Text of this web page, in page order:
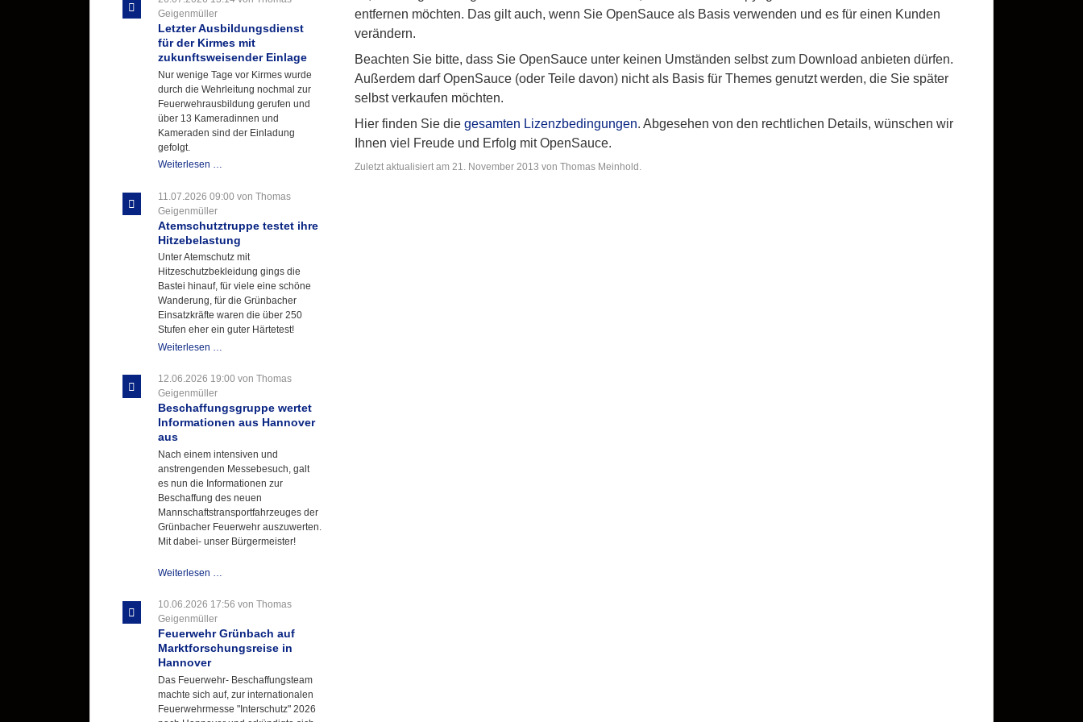
entfernen möchten. Das gilt auch, wenn Sie OpenSauce als Basis verwenden und es für einen Kunden
verändern.
Beachten Sie bitte, dass Sie OpenSauce unter keinen Umständen selbst zum Download anbieten dürfen.
Außerdem darf OpenSauce (oder Teile davon) nicht als Basis für Themes genutzt werden, die Sie später
selbst verkaufen möchten.
Hier finden Sie die gesamten Lizenzbedingungen. Abgesehen von den rechtlichen Details, wünschen wir
Ihnen viel Freude und Erfolg mit OpenSauce.
Zuletzt aktualisiert am 21. November 2013 von Thomas Meinhold.
Geigenmüller
Letzter Ausbildungsdienst
für der Kirmes mit
zukunftsweisender Einlage
Nur wenige Tage vor Kirmes wurde
durch die Wehrleitung nochmal zur
Feuerwehrausbildung gerufen und
über 13 Kameradinnen und
Kameraden sind der Einladung
gefolgt.
Weiterlesen …
für
Kirmes
mit
zukunftsweisender
Einlage
11.07.2026 09:00 von Thomas
Geigenmüller
Atemschutztruppe testet ihre
Hitzebelastung
Unter Atemschutz mit
Hitzeschutzbekleidung gings die
Bastei hinauf, für viele eine schöne
Wanderung, für die Grünbacher
Einsatzkräfte waren die über 250
Stufen eher ein guter Härtetest!
Weiterlesen …
ihre
12.06.2026 19:00 von Thomas
Geigenmüller
Beschaffungsgruppe wertet
Informationen aus Hannover
aus
Nach einem intensiven und
anstrengenden Messebesuch, galt
es nun die Informationen zur
Beschaffung des neuen
Mannschaftstransportfahrzeuges der
Grünbacher Feuerwehr auszuwerten.
Mit dabei- unser Bürgermeister!
Weiterlesen …
Informationen
Hannover
aus
10.06.2026 17:56 von Thomas
Geigenmüller
Feuerwehr Grünbach auf
Marktforschungsreise in
Hannover
Das Feuerwehr- Beschaffungsteam
machte sich auf, zur internationalen
Feuerwehrmesse "Interschutz" 2026